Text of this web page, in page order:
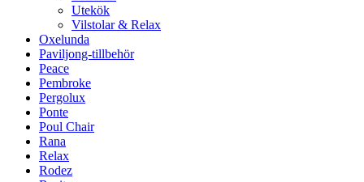
Utekök
Vilstolar & Relax
Oxelunda
Paviljong-tillbehör
Peace
Pembroke
Pergolux
Ponte
Poul Chair
Rana
Relax
Rodez